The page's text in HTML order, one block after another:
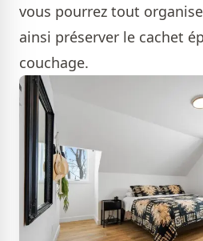
vous pourrez tout
ainsi préserver le cachet
couchage.